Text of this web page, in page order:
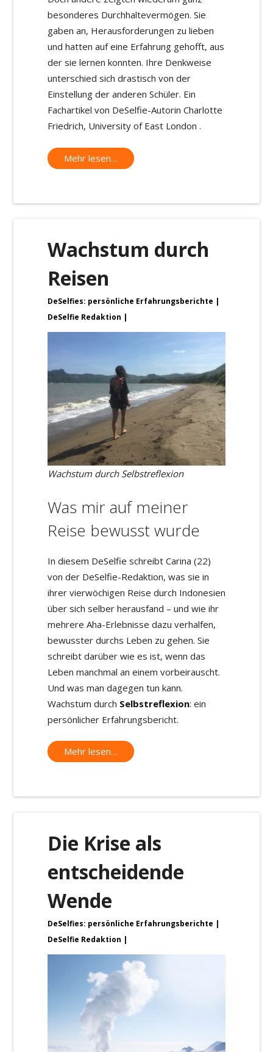
besonderes Durchhaltevermögen. Sie
gaben an, Herausforderungen zu lieben
und hatten auf eine Erfahrung gehofft, aus
der sie lernen konnten. Ihre Denkweise
unterschied sich drastisch von der
Einstellung der anderen Schüler. Ein
Fachartikel von DeSelfie-Autorin Charlotte
Friedrich, University of East London .
Mehr lesen…
Wachstum durch
Reisen
DeSelfies: persönliche Erfahrungsberichte
DeSelfie Redaktion
Wachstum durch Selbstreflexion
Was mir auf meiner
Reise bewusst wurde
In diesem DeSelfie schreibt Carina (22)
von der DeSelfie-Redaktion, was sie in
ihrer vierwöchigen Reise durch Indonesien
über sich selber herausfand – und wie ihr
mehrere Aha-Erlebnisse dazu verhalfen,
bewusster durchs Leben zu gehen. Sie
schreibt darüber wie es ist, wenn das
Leben manchmal an einem vorbeirauscht.
Und was man dagegen tun kann.
Wachstum durch Selbstreflexion: ein
persönlicher Erfahrungsbericht.
Mehr lesen…
Die Krise als
entscheidende
Wende
DeSelfies: persönliche Erfahrungsberichte
DeSelfie Redaktion